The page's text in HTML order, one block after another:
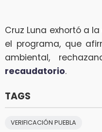
Cruz Luna exhortó a
el programa, que
ambiental,
recaudatorio.
TAGS
VERIFICACIÓN PUEBLA